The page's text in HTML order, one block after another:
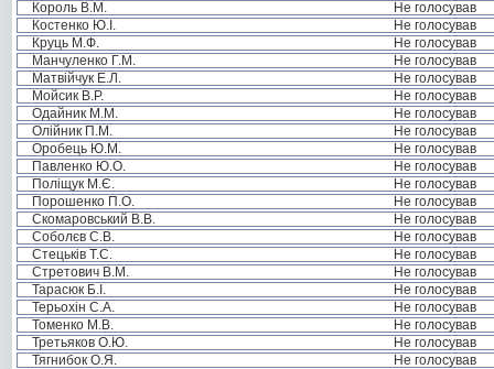
Король В.М.
Не голосував
Костенко Ю.І.
Не голосував
Круць М.Ф.
Не голосував
Манчуленко Г.М.
Не голосував
Матвійчук Е.Л.
Не голосував
Мойсик В.Р.
Не голосував
Одайник М.М.
Не голосував
Олійник П.М.
Не голосував
Оробець Ю.М.
Не голосував
Павленко Ю.О.
Не голосував
Поліщук М.Є.
Не голосував
Порошенко П.О.
Не голосував
Скомаровський В.В.
Не голосував
Соболєв С.В.
Не голосував
Стецьків Т.С.
Не голосував
Стретович В.М.
Не голосував
Тарасюк Б.І.
Не голосував
Терьохін С.А.
Не голосував
Томенко М.В.
Не голосував
Третьяков О.Ю.
Не голосував
Тягнибок О.Я.
Не голосував